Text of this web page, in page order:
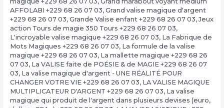
AFFOLABI +229 68 26 07 03, Grand valise magique d'argent
+229 68 26 07 03, Grande Valise enfant +229 68 26 07 03, Jeux
action Tours de magie 350 Tours +229 68 26 07 03,
L'incroyable valise magique +229 68 26 07 03, La Fabrique de
Mots Magiques +229 68 26 07 03, La formule de la valise
magique +229 68 26 07 03, La mallette magique +229 68 26
07 03, La VALISE faite de POÉSIE & de MAGIE +229 68 26 07
03, La valise magique d'argent - UNE RÉALITÉ POUR
CHANGER VOTRE VIE +229 68 26 07 03, LA VALISE MAGIQUE
MULTIPLICATEUR D'ARGENT +229 68 26 07 03, La valise
magique qui produit de l'argent dans plusieurs devises (euro,